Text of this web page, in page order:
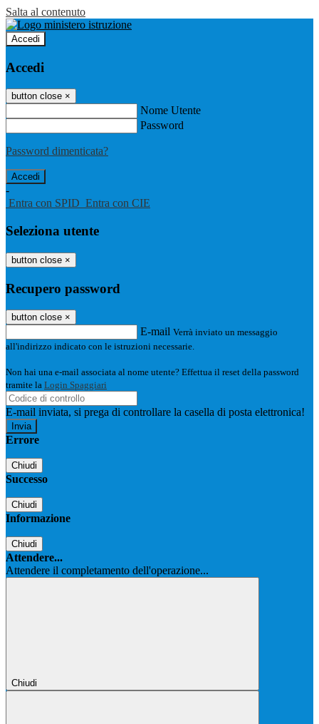
Salta al contenuto
Accedi
Accedi
button close ×
Nome Utente
Password
Password dimenticata?
-
Entra con SPID Entra con CIE
Seleziona utente
button close ×
Recupero password
button close ×
E-mail Verrà inviato un messaggio
all'indirizzo indicato con le istruzioni necessarie.
Non hai una e-mail associata al nome utente? Effettua il reset della password
tramite la Login Spaggiari
E-mail inviata, si prega di controllare la casella di posta elettronica!
Errore
Chiudi
Successo
Chiudi
Informazione
Chiudi
Attendere...
Attendere il completamento dell'operazione...
Chiudi